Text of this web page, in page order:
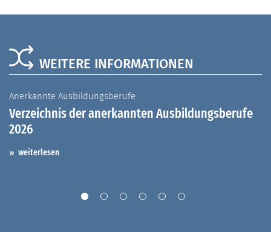
WEITERE INFORMATIONEN
Anerkannte Ausbildungsberufe
Verzeichnis der anerkannten Ausbildungsberufe
2026
weiterlesen